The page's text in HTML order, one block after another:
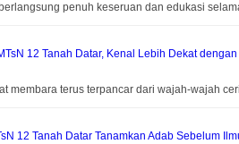
penuh keseruan dan edukasi
12 Tanah Datar, Kenal Lebih Dekat
membara terus terpancar dari wajah-wajah
12 Tanah Datar Tanamkan Adab Sebelum